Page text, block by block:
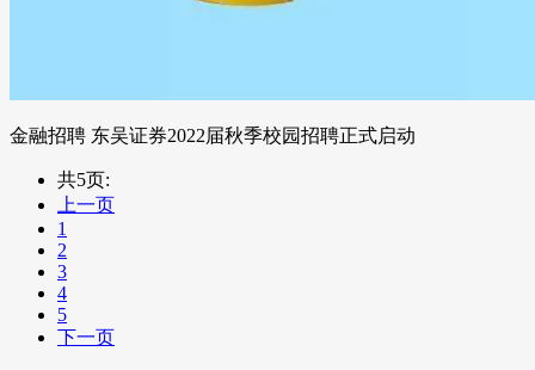
金融招聘 东吴证券2022届秋季校园招聘正式启动
共5页:
上一页
1
2
3
4
5
下一页